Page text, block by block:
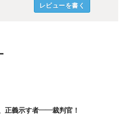
レビューを書く
正義示す者——裁判官！